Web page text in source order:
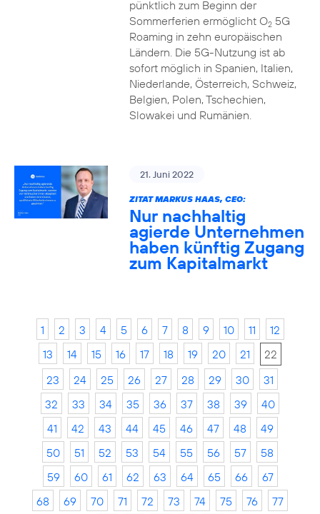
pünktlich zum Beginn der
Sommerferien ermöglicht O25G
Roaming in zehn europäischen
Ländern. Die 5G-Nutzung ist ab
sofort möglich in Spanien, Italien,
Niederlande, Österreich, Schweiz,
Belgien, Polen, Tschechien,
Slowakei und Rumänien.
21. Juni 2022
ZITAT MARKUS HAAS, CEO:
Nur nachhaltig
agierde Unternehmen
haben künftig Zugang
zum Kapitalmarkt
1 2 3 4 5 6 7 8 9 10 11
12
13
14 15 16 17 18 19 20 21
22
23
24 25 26 27 28 29 30
31
32
33 34 35 36 37 38 39
40
41
42 43 44 45 46 47 48
49
50
51 52 53 54 55 56 57
58
59
60 61 62 63 64 65 66
67
68
69 70 71 72 73 74 75 76
77